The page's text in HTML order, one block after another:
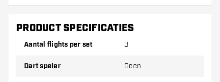
flights hebben een uniek design. De stoere
coating die de flights meer glans geeft. Het
strakke design zorgt ervoor dat deze flights
PRODUCT SPECIFICATIES
Aantal flights per set 3
Dart speler Geen